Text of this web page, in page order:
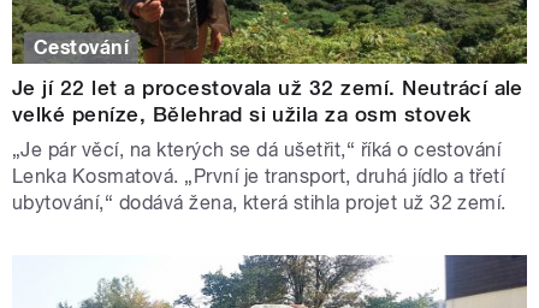
Cestování
Je jí 22 let a procestovala už 32 zemí. Neutrácí ale
velké peníze, Bělehrad si užila za osm stovek
„Je pár věcí, na kterých se dá ušetřit,“ říká o cestování
Lenka Kosmatová. „První je transport, druhá jídlo a třetí
ubytování,“ dodává žena, která stihla projet už 32 zemí.